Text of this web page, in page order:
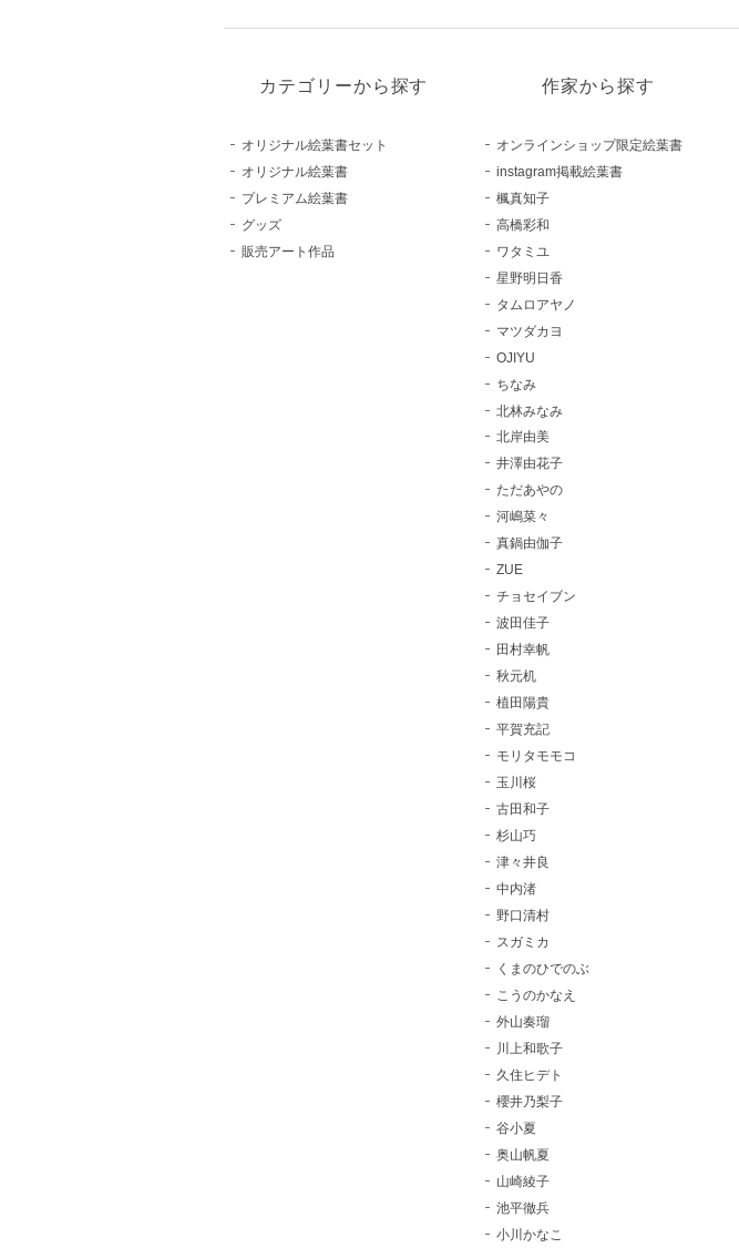
カテゴリーから探す
オリジナル絵葉書セット
オリジナル絵葉書
プレミアム絵葉書
グッズ
販売アート作品
作家から探す
オンラインショップ限定絵葉書
instagram掲載絵葉書
楓真知子
高橋彩和
ワタミユ
星野明日香
タムロアヤノ
マツダカヨ
OJIYU
ちなみ
北林みなみ
北岸由美
井澤由花子
ただあやの
河嶋菜々
真鍋由伽子
ZUE
チョセイブン
波田佳子
田村幸帆
秋元机
植田陽貴
平賀充記
モリタモモコ
玉川桜
古田和子
杉山巧
津々井良
中内渚
野口清村
スガミカ
くまのひでのぶ
こうのかなえ
外山奏瑠
川上和歌子
久住ヒデト
櫻井乃梨子
谷小夏
奥山帆夏
山崎綾子
池平徹兵
小川かなこ